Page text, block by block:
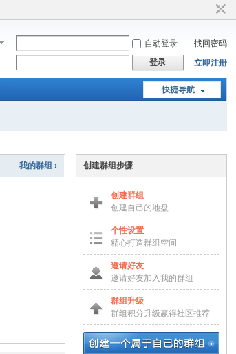
自动登录
找回密码
登录 立即注册
快捷导航
我的群组 › 创建群组步骤
创建群组
创建自己的地盘
个性设置
精心打造群组空间
邀请好友
邀请好友加入我的群组
群组升级
群组积分升级赢得社区推荐